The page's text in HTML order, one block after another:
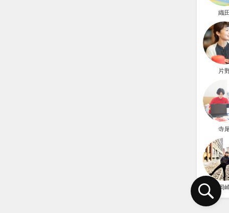
織
片
寺
岡